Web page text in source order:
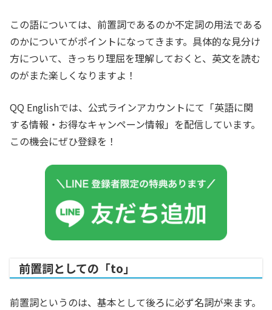
この語については、前置詞であるのか不定詞の用法である
のかについてがポイントになってきます。具体的な見分け
方について、きっちり理屈を理解しておくと、英文を読む
のがまた楽しくなりますよ！
QQ Englishでは、公式ラインアカウントにて「英語に関
する情報・お得なキャンペーン情報」を配信しています。
この機会にぜひ登録を！
前置詞としての「to」
前置詞というのは、基本として後ろに必ず名詞が来ます。